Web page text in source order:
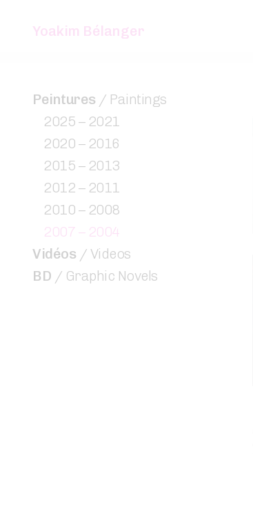
Yoakim Bélanger
Peintures / Paintings
2025 – 2021
2020 – 2016
2015 – 2013
2012 – 2011
2010 – 2008
2007 – 2004
Vidéos / Videos
BD / Graphic Novels